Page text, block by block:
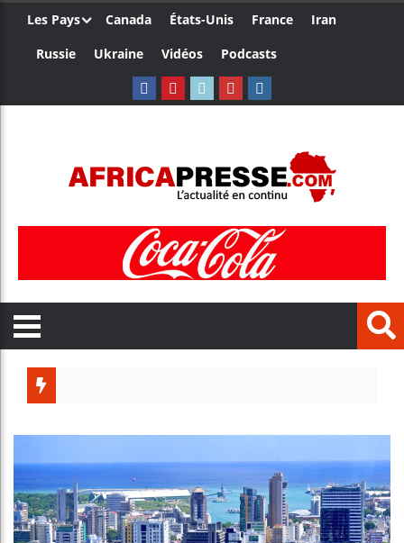
Les Pays Canada États-Unis France
Iran
Russie
Ukraine Vidéos Podcasts
Côte
Tunisie
Ceuta :